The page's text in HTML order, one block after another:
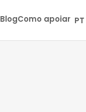
BlogComo apoiar PT